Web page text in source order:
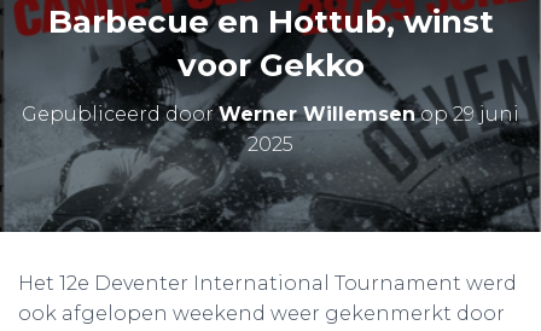
T
E
W
S
S
E
E
Barbecue en Hottub, winst
voor Gekko
Gepubliceerd doorWerner Willemsenop29 juni
2025
Het 12e Deventer International Tournament werd
ook afgelopen weekend weer gekenmerkt door